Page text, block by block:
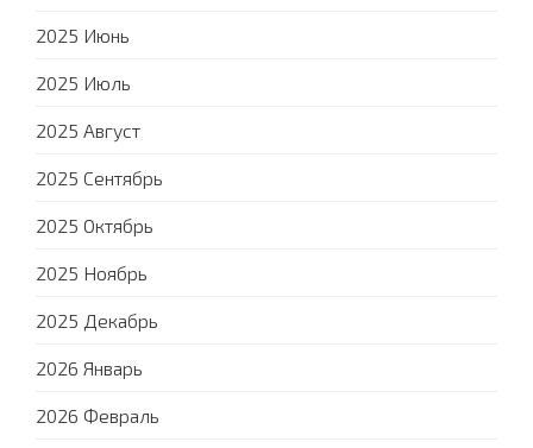
2025 Июнь
2025 Июль
2025 Август
2025 Сентябрь
2025 Октябрь
2025 Ноябрь
2025 Декабрь
2026 Январь
2026 Февраль